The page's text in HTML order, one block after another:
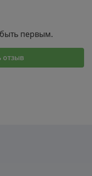
0
первым.
отзыв